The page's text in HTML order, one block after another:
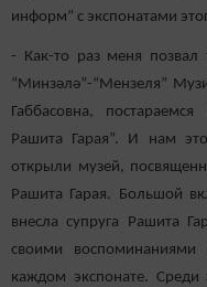
информ” с экспонатами
- Как-то раз меня позвал
“Минзәлә”-“Мензеля”
Габбасовна,
Рашита Гарая”. И нам
открыли музей,
Рашита Гарая. Большой
внесла супруга Рашита
своими
каждом экспонате. Среди